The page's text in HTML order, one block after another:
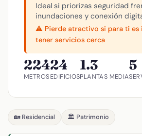
Ideal si priorizas seguridad
inundaciones y conexión
⚠️ Pierde atractivo si para ti es
tener servicios cerca
224
METROS
24
EDIFICIOS
1.3
PLANTAS MEDIA
5
🏡 Residencial 🏛️ Patrimonio